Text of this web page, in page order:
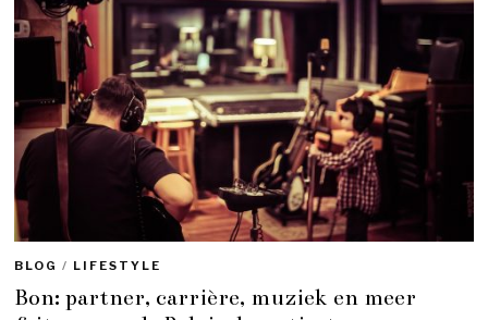
BLOG / LIFESTYLE
Bon: partner, carrière, muziek en meer